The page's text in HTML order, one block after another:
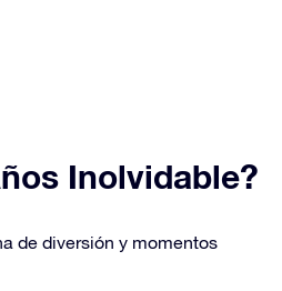
Inolvidable?
de diversión y momentos